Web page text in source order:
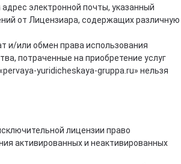
электронной почты, указанный
от Лицензиара, содержащих различную
и/или обмен права использования
потраченные на приобретение услуг
yuridicheskaya-gruppa.ru» нельзя
лицензии право
активированных и неактивированных